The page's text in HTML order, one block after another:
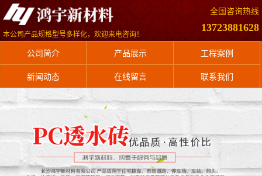
全国咨询热线
13723881628
本公司产品规格型号多样化，欢迎来电咨询！
公司简介 产品展示 工程案例
新闻动态 在线留言 联系我们
售后服务